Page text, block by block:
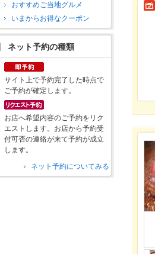
おすすめご当地グルメ
いまからお得なクーポン
ネット予約の種類
サイト上で予約完了した時点で
ご予約が確定します。
お店へ希望内容のご予約をリク
エストします。お店から予約受
付可否の連絡が来て予約が成立
します。
ネット予約についてみる